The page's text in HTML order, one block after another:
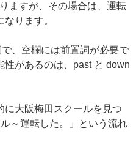
ますが、その場合は、運転
ります。
、空欄には前置詞が必要で
性があるのは、past と down
に大阪梅田スクールを見つ
～運転した。」という流れ